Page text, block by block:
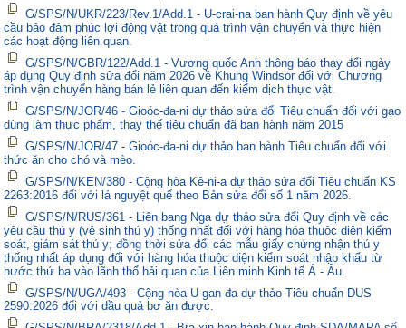
G/SPS/N/UKR/223/Rev.1/Add.1 - U-crai-na ban hành Quy định về yêu
cầu bảo đảm phúc lợi động vật trong quá trình vận chuyển và thực hiện
các hoạt động liên quan.
G/SPS/N/GBR/122/Add.1 - Vương quốc Anh thông báo thay đổi ngày
áp dụng Quy định sửa đổi năm 2026 về Khung Windsor đối với Chương
trình vận chuyển hàng bán lẻ liên quan đến kiểm dịch thực vật.
G/SPS/N/JOR/46 - Gioóc-đa-ni dự thảo sửa đổi Tiêu chuẩn đối với gạo
dùng làm thực phẩm, thay thế tiêu chuẩn đã ban hành năm 2015
G/SPS/N/JOR/47 - Gioóc-đa-ni dự thảo ban hành Tiêu chuẩn đối với
thức ăn cho chó và mèo.
G/SPS/N/KEN/380 - Cộng hòa Kê-ni-a dự thảo sửa đổi Tiêu chuẩn KS
2263:2016 đối với lá nguyệt quế theo Bản sửa đổi số 1 năm 2026.
G/SPS/N/RUS/361 - Liên bang Nga dự thảo sửa đổi Quy định về các
yêu cầu thú y (vệ sinh thú y) thống nhất đối với hàng hóa thuộc diện kiểm
soát, giám sát thú y; đồng thời sửa đổi các mẫu giấy chứng nhận thú y
thống nhất áp dụng đối với hàng hóa thuộc diện kiểm soát nhập khẩu từ
nước thứ ba vào lãnh thổ hải quan của Liên minh Kinh tế Á - Âu.
G/SPS/N/UGA/493 - Cộng hòa U-gan-đa dự thảo Tiêu chuẩn DUS
2590:2026 đối với dầu quả bơ ăn được.